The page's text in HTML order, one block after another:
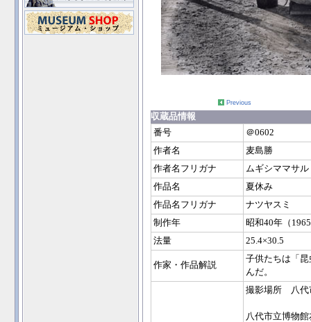
Previous
収蔵品情報
番号
＠0602
作者名
麦島勝
作者名フリガナ
ムギシママサル
作品名
夏休み
作品名フリガナ
ナツヤスミ
制作年
昭和40年（
法量
25.4×30.5
作家・作品解説
子供たちは「
んだ。
撮影場所 八代
八代市立博物